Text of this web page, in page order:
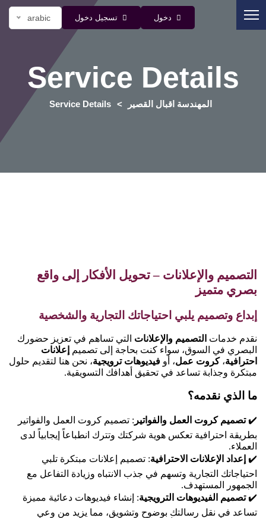
دخول تسجيل دخول arabic
Service Details
المهندسة اقبال القصير Service Details
التصميم والإعلانات – تحويل الأفكار إلى واقع
بصري متميز
إبداع وتصميم يلبي احتياجاتك التجارية والشخصية
نقدم خدمات التصميم والإعلانات التي تساهم في تعزيز حضورك
البصري في السوق، سواء كنت بحاجة إلى تصميم
إعلانات
احترافية،كروت عمل، أو فيديوهات ترويجية، نحن هنا لتقديم حلول
مبتكرة وجذابة تساعد في تحقيق أهدافك التسويقية.
ما الذي نقدمه؟
✔️تصميم كروت العمل والفواتير : تصميم كروت العمل والفواتير
بطريقة احترافية تعكس هوية شركتك وتترك انطباعاً إيجابياً لدى
العملاء.
✔️ إعداد الإعلانات الاحترافية: تصميم إعلانات مبتكرة تلبي
احتياجاتك التجارية وتسهم في جذب الانتباه وزيادة التفاعل مع
الجمهور المستهدف.
✔️تصميم الفيديوهات الترويجية: إنشاء فيديوهات دعائية مميزة
تساعد في نقل رسالتك بوضوح وتشويق، مما يزيد من وعي